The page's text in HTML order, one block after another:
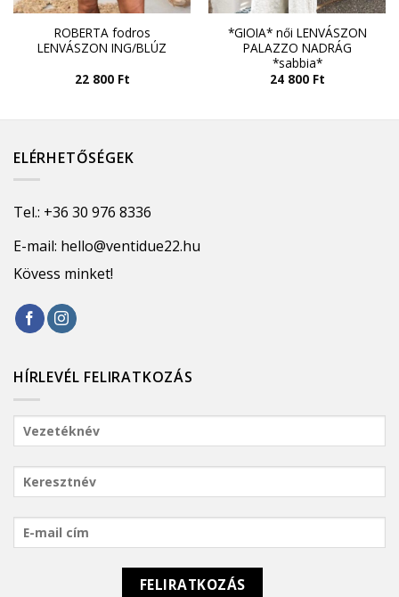
ROBERTA fodros
LENVÁSZON ING/BLÚZ
22 800 Ft
*GIOIA* női LENVÁSZON
PALAZZO NADRÁG
*sabbia*
24 800 Ft
ELÉRHETŐSÉGEK
Tel.: +36 30 976 8336
E-mail: hello@ventidue22.hu
Kövess minket!
HÍRLEVÉL FELIRATKOZÁS